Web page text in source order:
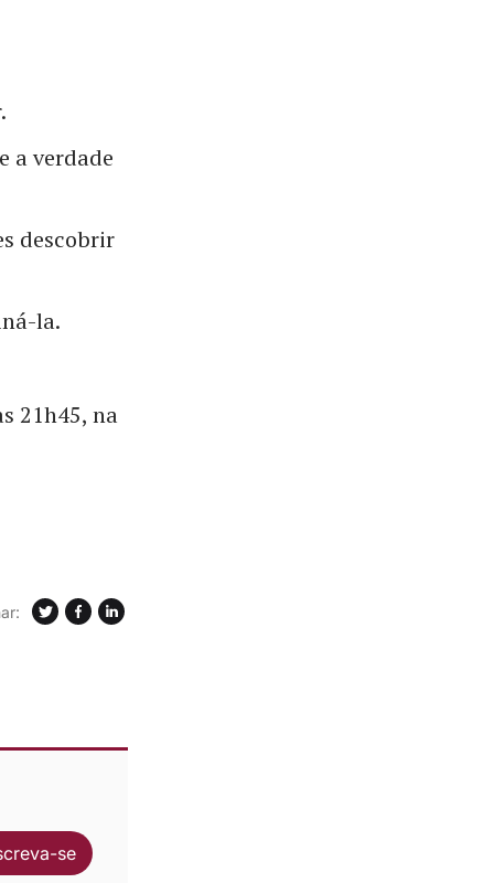
a verdade
descobrir
la.
21h45, na
se